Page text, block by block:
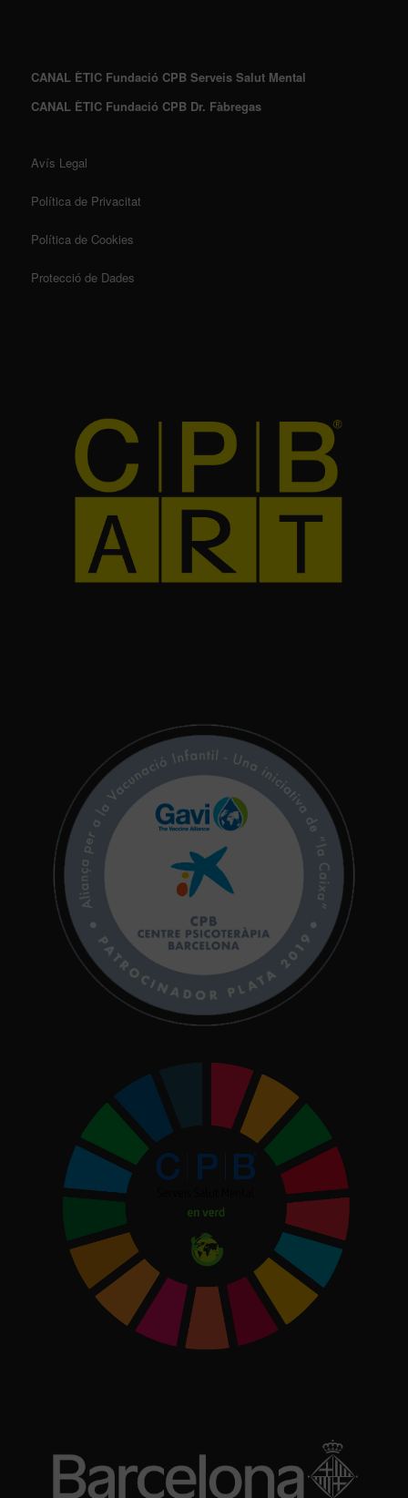
CANAL ÈTIC Fundació CPB Serveis Salut Mental
CANAL ÈTIC Fundació CPB Dr. Fàbregas
Avís Legal
Política de Privacitat
Política de Cookies
Protecció de Dades